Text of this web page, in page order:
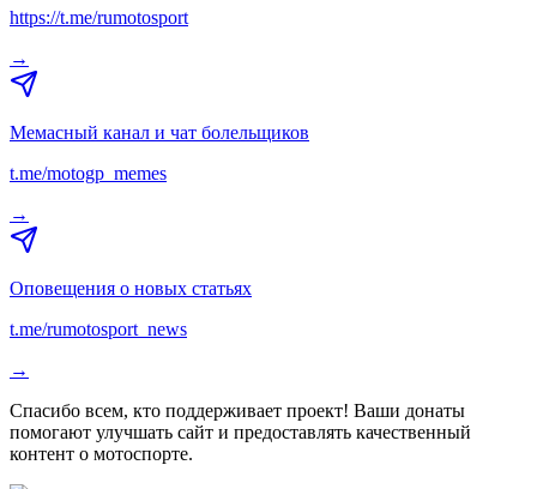
https://t.me/rumotosport
→
Мемасный канал и чат болельщиков
t.me/motogp_memes
→
Оповещения о новых статьях
t.me/rumotosport_news
→
Спасибо всем, кто поддерживает проект! Ваши донаты
помогают улучшать сайт и предоставлять качественный
контент о мотоспорте.